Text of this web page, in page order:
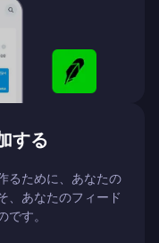
する
るために、あなたの
、あなたのフィード
す。